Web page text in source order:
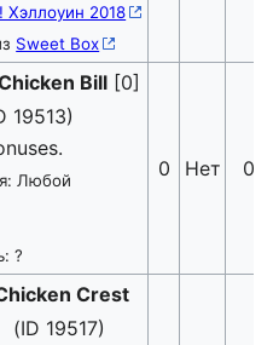
Хэллоуин 2018
Sweet Box
Bill [0]
Любой
?
0 Нет 0
Crest
19517)